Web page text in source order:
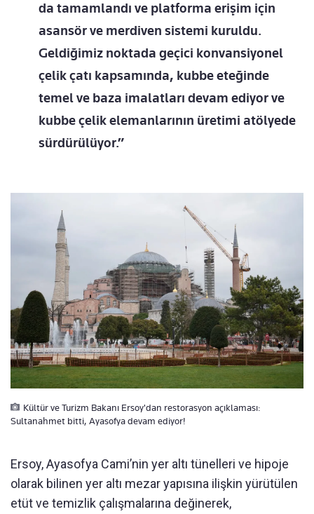
da tamamlandı ve platforma erişim için
asansör ve merdiven sistemi kuruldu.
Geldiğimiz noktada geçici konvansiyonel
çelik çatı kapsamında, kubbe eteğinde
temel ve baza imalatları devam ediyor ve
kubbe çelik elemanlarının üretimi atölyede
sürdürülüyor.”
Kültür ve Turizm Bakanı Ersoy'dan restorasyon açıklaması:
Sultanahmet bitti, Ayasofya devam ediyor!
Ersoy, Ayasofya Cami’nin yer altı tünelleri ve hipoje
olarak bilinen yer altı mezar yapısına ilişkin yürütülen
etüt ve temizlik çalışmalarına değinerek,